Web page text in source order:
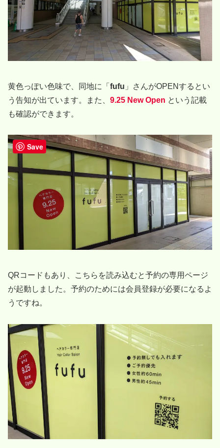
黄色っぽい色味で、同地に「 fufu 」さんがOPENするとい
う告知が出ています。また、 9.25 New Open という記載
も確認ができます。
QRコードもあり、こちらを読み込むと予約の専用ページ
が起動しました。予約のためには会員登録が必要になるよ
うですね。
Save